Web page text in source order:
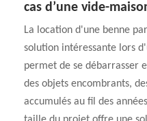
cas d’une vide-
La location d'une benne
solution intéressante lors
permet de se débarrasser
des objets encombrants,
accumulés au fil des